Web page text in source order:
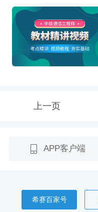
上一页
APP客户端
希赛百家号